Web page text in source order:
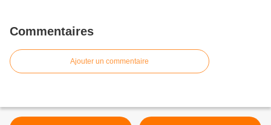
Commentaires
Ajouter un commentaire